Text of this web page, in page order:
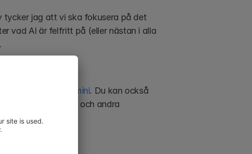
tycker jag att vi ska fokusera på det
vad AI är felfritt på (eller nästan i alla
Gemini. Du kan också
Pocketlaw CLM) och andra